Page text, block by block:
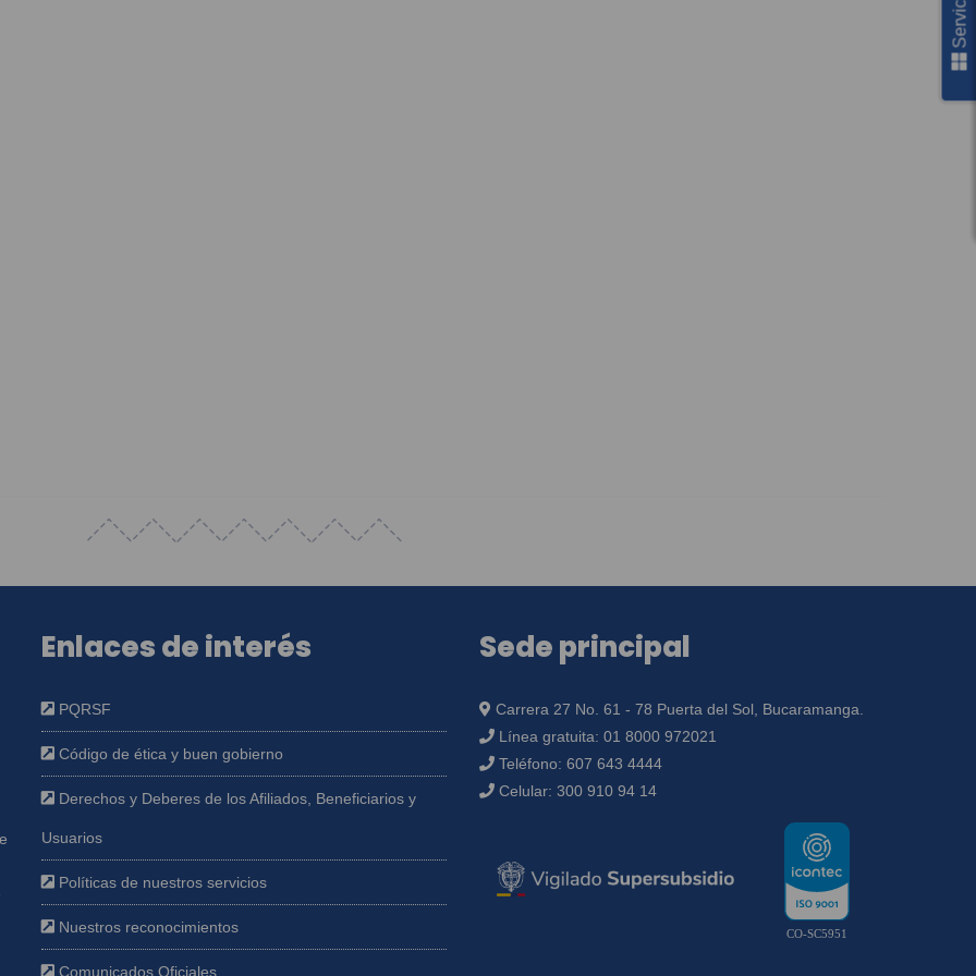
Enlaces de interés
PQRSF
Código de ética y buen gobierno
Derechos y Deberes de los Afiliados, Beneficiarios y
Usuarios
Políticas de nuestros servicios
Nuestros reconocimientos
Comunicados Oficiales
Sede principal
Carrera 27 No. 61 - 78 Puerta del Sol, Bucaramanga.
Línea gratuita: 01 8000 972021
Teléfono: 607 643 4444
Celular: 300 910 94 14
CO-SC5951